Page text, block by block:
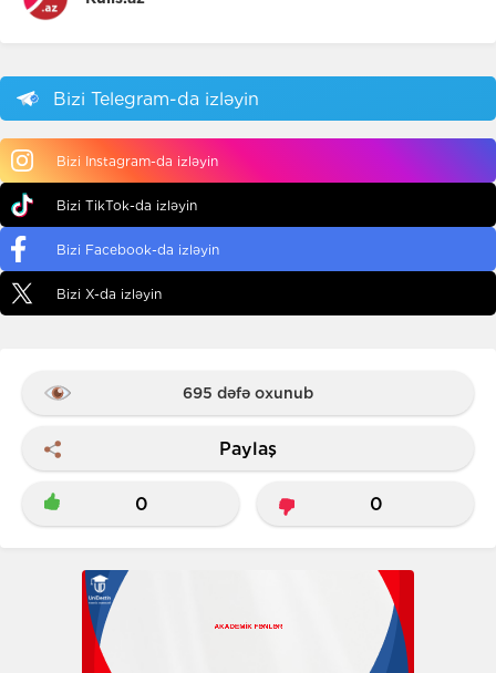
Bizi Telegram-da izləyin
Bizi Instagram-da izləyin
Bizi TikTok-da izləyin
Bizi Facebook-da izləyin
Bizi X-da izləyin
695 dəfə oxunub
Paylaş
0 0